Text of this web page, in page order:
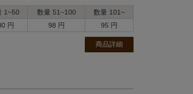
1~50 数量 51~100
数量 101~
円
98 円 95 円
商品詳細